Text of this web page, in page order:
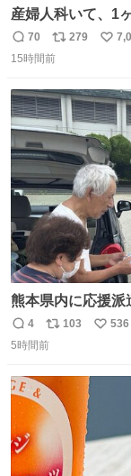
産婦人科いて、1
と推定2,3歳の女
のだけども 女の子ずっとママの側から離れない…⁉️ 手を繋
たいにﾄﾃﾄﾃついて
ないし走ら文字数
返
信
70
リ
ポ
ト
数
279
い
数
15時間前
熊本県内に応援派
ールを通じて車中
は、福岡県警察の
す。こまめな水分
年熊本地震 #福岡
返
信
4
リ
ポ
ト
数
103
い
536
5時間前